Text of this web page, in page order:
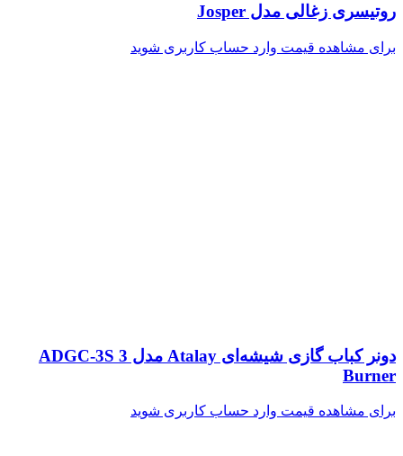
روتیسری زغالی مدل Josper
برای مشاهده قیمت وارد حساب کاربری شوید
دونر کباب گازی شیشه‌ای Atalay مدل ADGC-3S 3
Burner
برای مشاهده قیمت وارد حساب کاربری شوید